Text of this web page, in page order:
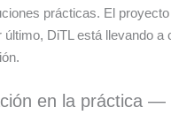
prácticas. El
último, DiTL está llevando
en la práctica —